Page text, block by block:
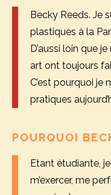
Becky Reeds. Je
plastiques à la
D’aussi loin que
art ont toujours
C’est pourquoi je
pratiques
POURQUOI
Etant étudiante,
m’exercer, me